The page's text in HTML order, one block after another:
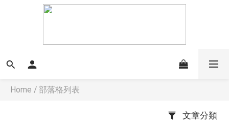
Home / 部落格列表
文章分類